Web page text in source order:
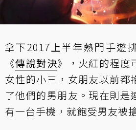
拿下2017上半年熱門手遊
《傳說對決》，火紅的程度
女性的小三，女朋友以前都
了他們的男朋友。現在則是
有一台手機，就飽受男友被